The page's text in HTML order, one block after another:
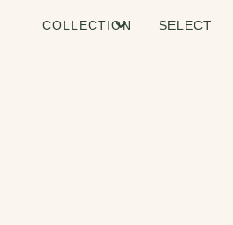
COLLECTION SELECT